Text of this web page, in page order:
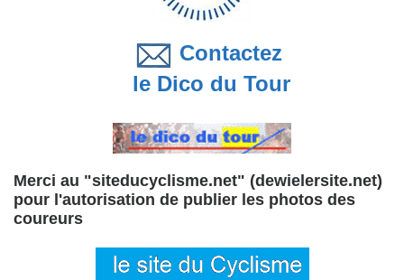
Contactez
le Dico du Tour
Merci au "siteducyclisme.net" (dewielersite.net)
pour l'autorisation de publier les photos des
coureurs